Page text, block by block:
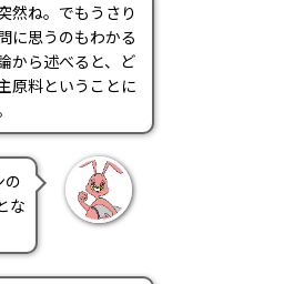
Rim Energy Media(韓国語)
然ね。でもうさり
に思うのもわかる
から述べると、ど
原料ということに
の
な